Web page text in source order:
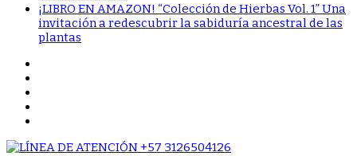
¡LIBRO EN AMAZON! “Colección de Hierbas Vol. 1” Una
invitación a redescubrir la sabiduría ancestral de las
plantas